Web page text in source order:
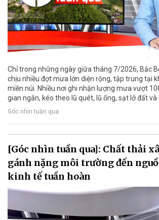
Chỉ trong những ngày giữa tháng 7/2026, Bắc
chịu nhiều đợt mưa lớn diện rộng, tập trung tại
miền núi. Nhiều nơi ghi nhận lượng mưa vượt
gian ngắn, kéo theo lũ quét, lũ ống, sạt lở đất và
Góc nhìn tuần qua
[Góc nhìn tuần qua]: Chất thải
gánh nặng môi trường đến
kinh tế tuần hoàn